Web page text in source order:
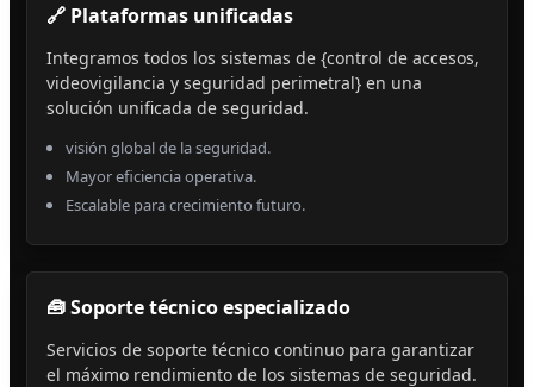
🔗 Plataformas unificadas
Integramos todos los sistemas de {control de accesos,
videovigilancia y seguridad perimetral} en una
solución unificada de seguridad.
visión global de la seguridad.
Mayor eficiencia operativa.
Escalable para crecimiento futuro.
🧰 Soporte técnico especializado
Servicios de soporte técnico continuo para garantizar
el máximo rendimiento de los sistemas de seguridad.